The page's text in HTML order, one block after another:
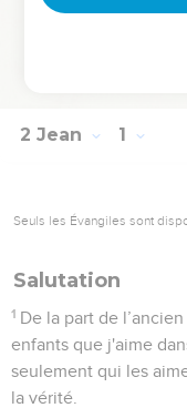
2 Jean 1
Seuls les Évangiles sont
Salutation
1 De la part de
enfants que j'aime
seulement qui les
la vérité.